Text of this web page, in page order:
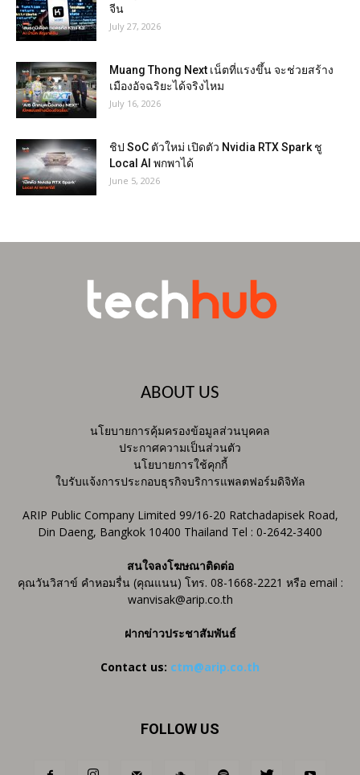
จีน
July 27, 2026
Muang Thong Next เน็ตที่แรงขึ้น จะช่วยสร้าง
เมืองอัจฉริยะได้จริงไหม
July 16, 2026
ชิป SoC ตัวใหม่ เปิดตัว Nvidia RTX Spark ชู
Local AI พกพาได้
June 5, 2026
ABOUT US
นโยบายการคุ้มครองข้อมูลส่วนบุคคล
ประกาศความเป็นส่วนตัว
นโยบายการใช้คุกกี้
ใบรับแจ้งการประกอบธุรกิจบริการแพลตฟอร์มดิจิทัล
ARIP Public Company Limited 99/16-20 Ratchadapisek Road,
Din Daeng, Bangkok 10400 Thailand Tel : 0-2642-3400
สนใจลงโฆษณาติดต่อ
คุณวันวิสาข์ คำหอมรื่น (คุณแนน) โทร. 08-1668-2221 หรือ email :
wanvisak@arip.co.th
ฝากข่าวประชาสัมพันธ์
Contact us: ctm@arip.co.th
FOLLOW US